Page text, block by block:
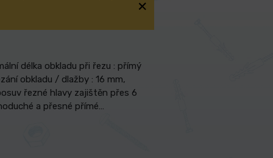
délka obkladu při řezu : přímý
obkladu / dlažby : 16 mm,
řezné hlavy zajištěn přes 6
a přesné přímé…